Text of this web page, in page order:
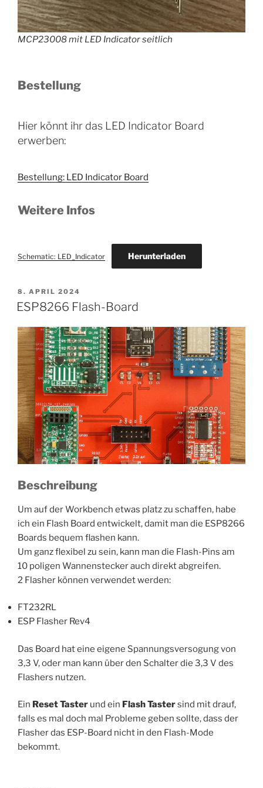
MCP23008 mit LED Indicator seitlich
Bestellung
Hier könnt ihr das LED Indicator Board
erwerben:
Bestellung: LED Indicator Board
Weitere Infos
Schematic: LED_Indicator Herunterladen
VERÖFFENTLICHT
AM
8. APRIL 2024
ESP8266 Flash-Board
Beschreibung
Um auf der Workbench etwas platz zu schaffen, habe
ich ein Flash Board entwickelt, damit man die ESP8266
Boards bequem flashen kann.
Um ganz flexibel zu sein, kann man die Flash-Pins am
10 poligen Wannenstecker auch direkt abgreifen.
2 Flasher können verwendet werden:
FT232RL
ESP Flasher Rev4
Das Board hat eine eigene Spannungsversogung von
3,3 V, oder man kann über den Schalter die 3,3 V des
Flashers nutzen.
Ein Reset Taster und ein Flash Tastersind mit drauf,
falls es mal doch mal Probleme geben sollte, dass der
Flasher das ESP-Board nicht in den Flash-Mode
bekommt.